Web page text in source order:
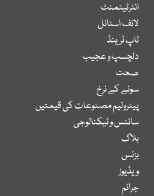
انٹرٹینمنٹ
لائف اسٹائل
ٹاپ ٹرینڈ
دلچسپ و عجیب
صحت
سونے کے نرخ
پیٹرولیم مصنوعات کی قیمتیں
سائنس و ٹیکنالوجی
بلاگ
بزنس
ویڈیوز
جرائم